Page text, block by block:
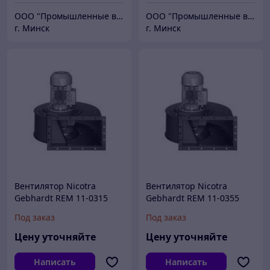
ООО "Промышленные вентиляторы и компоненты"
г. Минск
ООО "Промышленные вентиляторы и компоненты"
г. Минск
Вентилятор Nicotra
Gebhardt REM 11-0315
Под заказ
Цену уточняйте
Написать
Вентилятор Nicotra
Gebhardt REM 11-0355
Под заказ
Цену уточняйте
Написать